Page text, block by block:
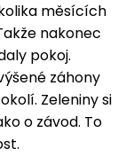
měsících
nakonec
pokoj.
záhony
Zeleniny si
o závod. To